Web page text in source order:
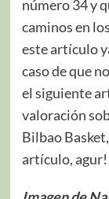
número 34 y
caminos en
este artículo
caso de que
el siguiente
valoración
Bilbao
artículo, agur!